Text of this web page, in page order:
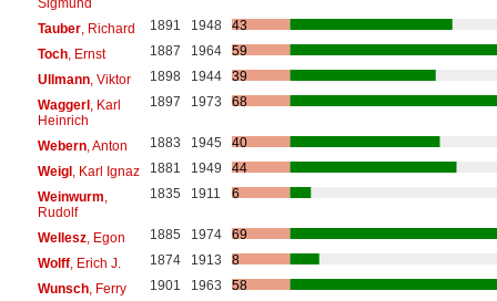
Tauber, Richard 1891 1948
43
Toch, Ernst 1887 1964
59
Ullmann, Viktor 1898 1944
39
Waggerl, Karl
Heinrich
1897 1973 68
Webern, Anton 1883 1945
40
Weigl, Karl Ignaz 1881 1949
44
Weinwurm
Rudolf
1835 1911 6
Wellesz, Egon 1885 1974
69
Wolff, Erich J. 1874 1913
8
Wunsch, Ferry 1901 1963
58